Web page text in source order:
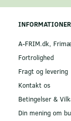
INFORMATIONER
A-FRIM.dk,
Fortrolighed
Fragt og levering
Kontakt os
Betingelser &
Din mening om